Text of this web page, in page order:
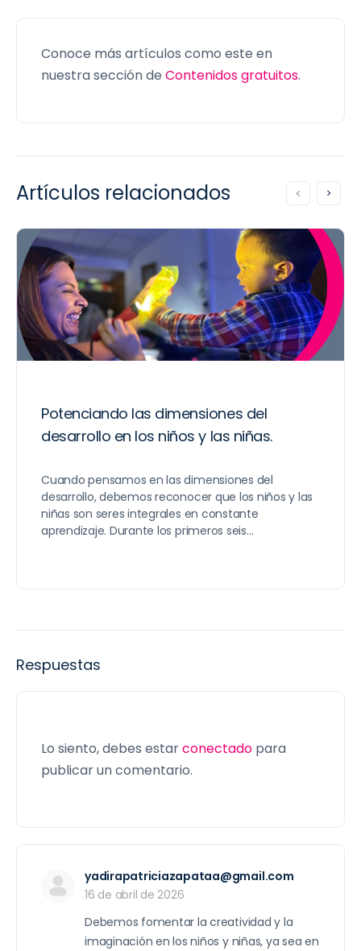
Conoce más artículos como este en
nuestra sección de Contenidos gratuitos.
Artículos relacionados
Potenciando las dimensiones del
desarrollo en los niños y las niñas.
Cuando pensamos en las dimensiones del
desarrollo, debemos reconocer que los niños y las
niñas son seres integrales en constante
aprendizaje. Durante los primeros seis…
Respuestas
Lo siento, debes estarconectado para
publicar un comentario.
yadirapatriciazapataa@gmail.com
16 de abril de 2026
Debemos fomentar la creatividad y la
imaginación en los niños y niñas, ya sea en